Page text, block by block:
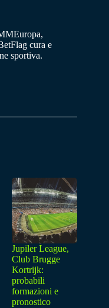
cura e
sportiva.
Jupiler League,
Club Brugge
Kortrijk:
probabili
formazioni e
pronostico